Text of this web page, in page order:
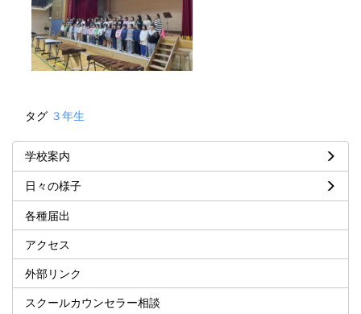
タグ ３年生
学校案内
日々の様子
各種届出
アクセス
外部リンク
スクールカウンセラー相談